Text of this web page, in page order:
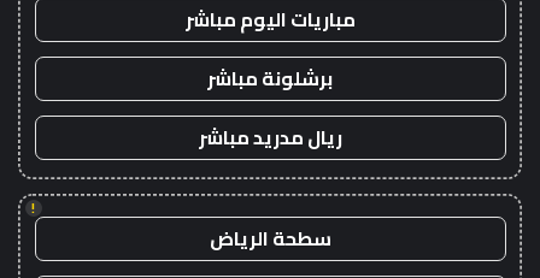
مباريات اليوم مباشر
برشلونة مباشر
ريال مدريد مباشر
!
سطحة الرياض